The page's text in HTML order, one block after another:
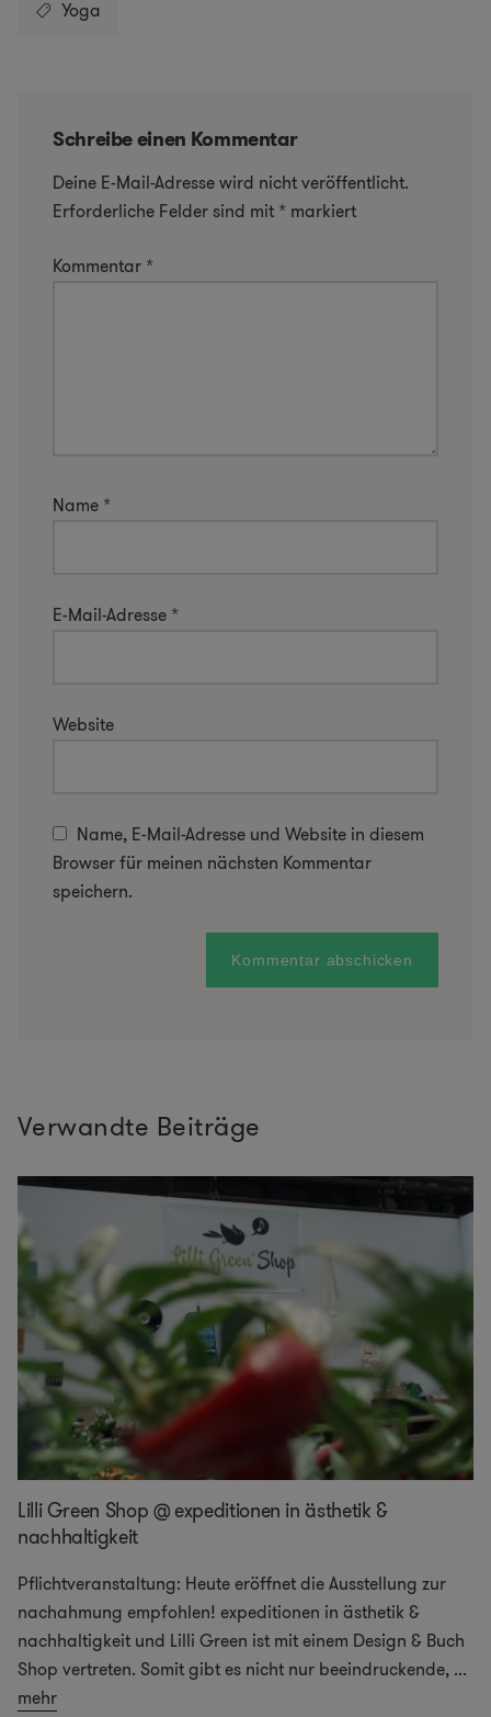
Yoga
Schreibe einen Kommentar
Deine E-Mail-Adresse wird nicht veröffentlicht.
Erforderliche Felder sind mit * markiert
Kommentar *
Name *
E-Mail-Adresse *
Website
Name, E-Mail-Adresse und Website in diesem
Browser für meinen nächsten Kommentar
speichern.
Verwandte Beiträge
Lilli Green Shop @ expeditionen in ästhetik &
nachhaltigkeit
Pflichtveranstaltung: Heute eröffnet die Ausstellung zur
nachahmung empfohlen! expeditionen in ästhetik &
nachhaltigkeit und Lilli Green ist mit einem Design & Buch
Shop vertreten. Somit gibt es nicht nur beeindruckende, ...
mehr